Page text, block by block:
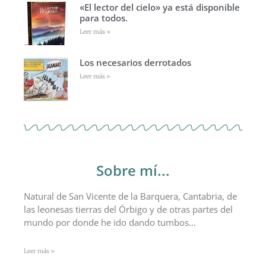
«El lector del cielo» ya está disponible
para todos.
Leer más »
Los necesarios derrotados
Leer más »
Sobre mí...
Natural de San Vicente de la Barquera, Cantabria, de
las leonesas tierras del Órbigo y de otras partes del
mundo por donde he ido dando tumbos…
Leer más »